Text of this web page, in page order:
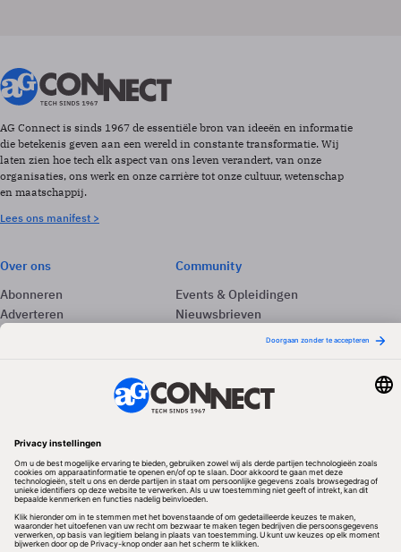
AG Connect is sinds 1967 de essentiële bron van ideeën en informatie
die betekenis geven aan een wereld in constante transformatie. Wij
laten zien hoe tech elk aspect van ons leven verandert, van onze
organisaties, ons werk en onze carrière tot onze cultuur, wetenschap
en maatschappij.
Lees ons manifest >
Over ons
Abonneren
Adverteren
Community
Events & Opleidingen
Nieuwsbrieven
Redactionele partner